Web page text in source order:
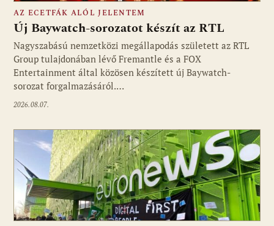
Fotó: media1.hu
AZ ECETFÁK ALÓL JELENTEM
Új Baywatch-sorozatot készít az RTL
Nagyszabású nemzetközi megállapodás született az RTL
Group tulajdonában lévő Fremantle és a FOX
Entertainment által közösen készített új Baywatch-
sorozat forgalmazásáról.…
2026.08.07.